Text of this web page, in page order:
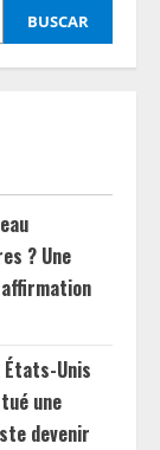
BUSCAR
? Une
Unis
une
devenir